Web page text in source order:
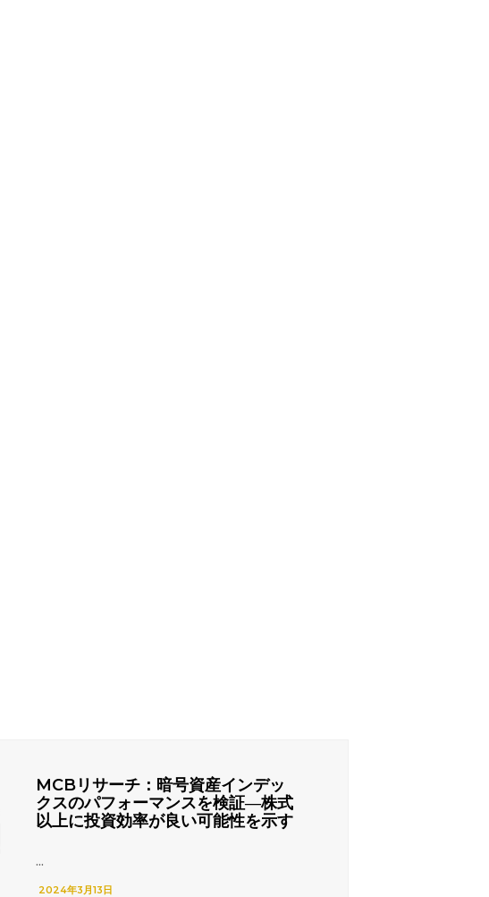
MCBリサーチ：暗号資産インデッ
クスのパフォーマンスを検証―株式
以上に投資効率が良い可能性を示す
...
2024年3月13日